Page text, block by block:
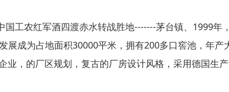
工农红军酒四渡赤水转战胜地-------茅台镇、1999年
展成为占地面积30000平米，拥有200多口窖池，年产
，的厂区规划，复古的厂房设计风格，采用德国生